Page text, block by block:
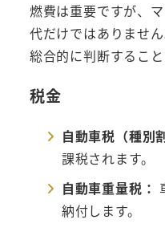
燃費は重要ですが、
代だけではありませ
総合的に判断すること
税金
自動車税（種別
課税されます。
自動車重量税：
納付します。